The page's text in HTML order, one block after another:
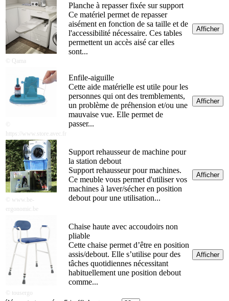
© Qama
Planche à repasser fixée sur support
Ce matériel permet de repasser
aisément en fonction de sa taille et de
l'accessibilité nécessaire. Ces tables
permettent un accès aisé car elles
sont...
Afficher
https://www.store.avec.fr
Enfile-aiguille
Cette aide matérielle est utile pour les
personnes qui ont des tremblements,
un problème de préhension et/ou une
mauvaise vue. Elle permet de
passer...
Afficher
© www.be-
ergonomic.be
Support rehausseur de machine pour
la station debout
Support rehausseur pour machines.
Ce meuble vous permet d'utiliser vos
machines à laver/sécher en position
debout pour une utilisation...
Afficher
© tousergo
Chaise haute avec accoudoirs non
pliable
Cette chaise permet d’être en position
assis/debout. Elle s’utilise pour des
tâches quotidiennes nécessitant
habituellement une position debout
comme...
Afficher